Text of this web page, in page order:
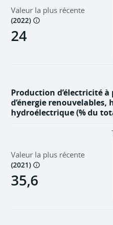
Valeur la plus récente
(2022)
24
Production d’électricité
d’énergie renouvelables,
hydroélectrique (% du
Valeur la plus récente
(2021)
35,6